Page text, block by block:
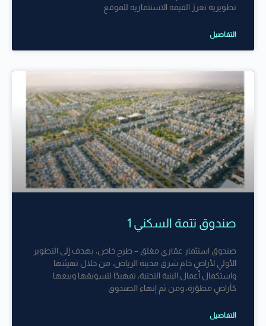
تطويرية تعزز القيمة الاستثمارية للموقع
التفاصيل
صندوق تتمة السكني 1
صندوق استثمار عقاري مغلق – طرح خاص، يهدف إلى التطوير
الأولي لأراضٍ خام شرق مدينة الرياض، من خلال تهيئتها
واستكمال أعمال البنية التحتية، تمهيدًا لتسويقها وبيعها
كأراضٍ مطوّرة، ومن ثم إنهاء الصندوق
التفاصيل